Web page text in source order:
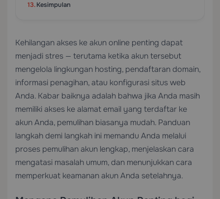
Kesimpulan
Kehilangan akses ke akun online penting dapat
menjadi stres — terutama ketika akun tersebut
mengelola lingkungan hosting, pendaftaran domain,
informasi penagihan, atau konfigurasi situs web
Anda. Kabar baiknya adalah bahwa jika Anda masih
memiliki akses ke alamat email yang terdaftar ke
akun Anda, pemulihan biasanya mudah. Panduan
langkah demi langkah ini memandu Anda melalui
proses pemulihan akun lengkap, menjelaskan cara
mengatasi masalah umum, dan menunjukkan cara
memperkuat keamanan akun Anda setelahnya.